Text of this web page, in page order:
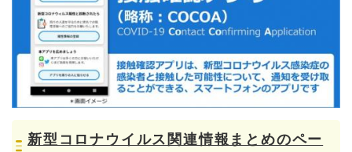
新型コロナウイルス関連情報まとめのペー